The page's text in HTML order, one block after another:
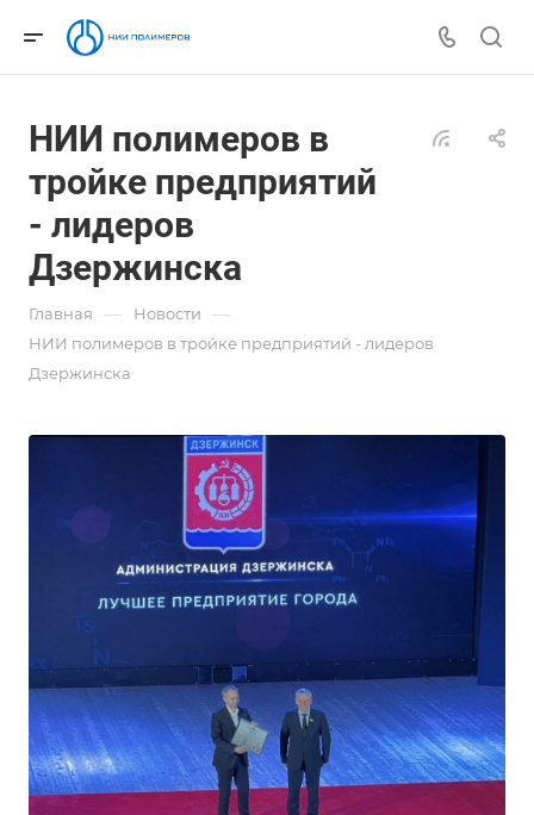
НИИ полимеров в
тройке предприятий
- лидеров
Дзержинска
Главная — Новости —
НИИ полимеров в тройке предприятий - лидеров
Дзержинска